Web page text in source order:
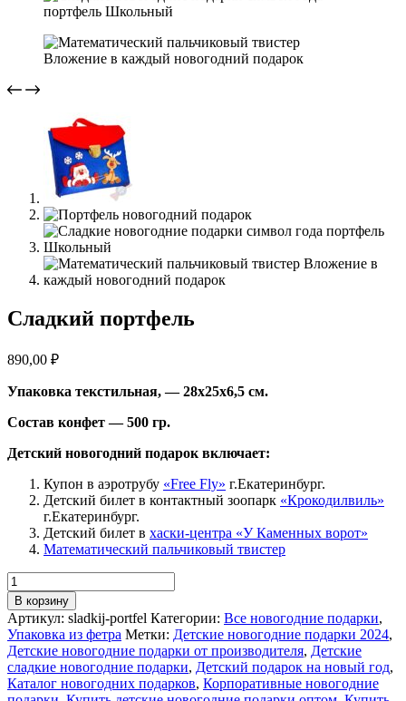
Сладкий портфель
890,00 ₽
Упаковка текстильная, — 28х25х6,5 см.
Состав конфет — 500 гр.
Детский новогодний подарок включает:
Купон в аэротрубу «Free Fly» г.Екатеринбург.
Детский билет в контактный зоопарк «Крокодилвиль»
г.Екатеринбург.
Детский билет в хаски-центра «У Каменных ворот»
Математический пальчиковый твистер
Количество
товара
Сладкий
портфель
В корзину
Артикул: sladkij-portfel Категории: Все новогодние подарки,
Упаковка из фетра Метки: Детские новогодние подарки 2024,
Детские новогодние подарки от производителя, Детские
сладкие новогодние подарки, Детский подарок на новый год,
Каталог новогодних подарков, Корпоративные новогодние